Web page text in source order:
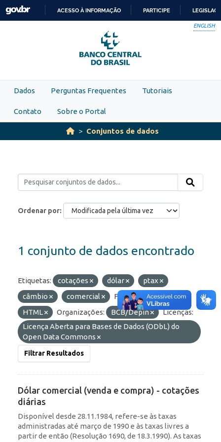
Skip to main content
PARA
O
CONTEÚDO
ACESSO À INFORMAÇÃO PARTICIPE
ENGLISH
Dados Perguntas Frequentes Tutoriais
Contato Sobre o Portal
Conjuntos de dados
Ordenar por
1 conjunto de dados encontrado
Etiquetas: cotações dólar
ptax
câmbio
comercial Formatos:
OData
HTML
Organizações: BCB/Depin
Licenças:
Licença Aberta para Bases de Dados (ODbL) do
Open Data Commons
Filtrar Resultados
Dólar comercial (venda e compra) - cotações
diárias
Disponível desde 28.11.1984, refere-se às taxas
administradas até março de 1990 e às taxas livres a
partir de então (Resolução 1690, de 18.3.1990). As taxas